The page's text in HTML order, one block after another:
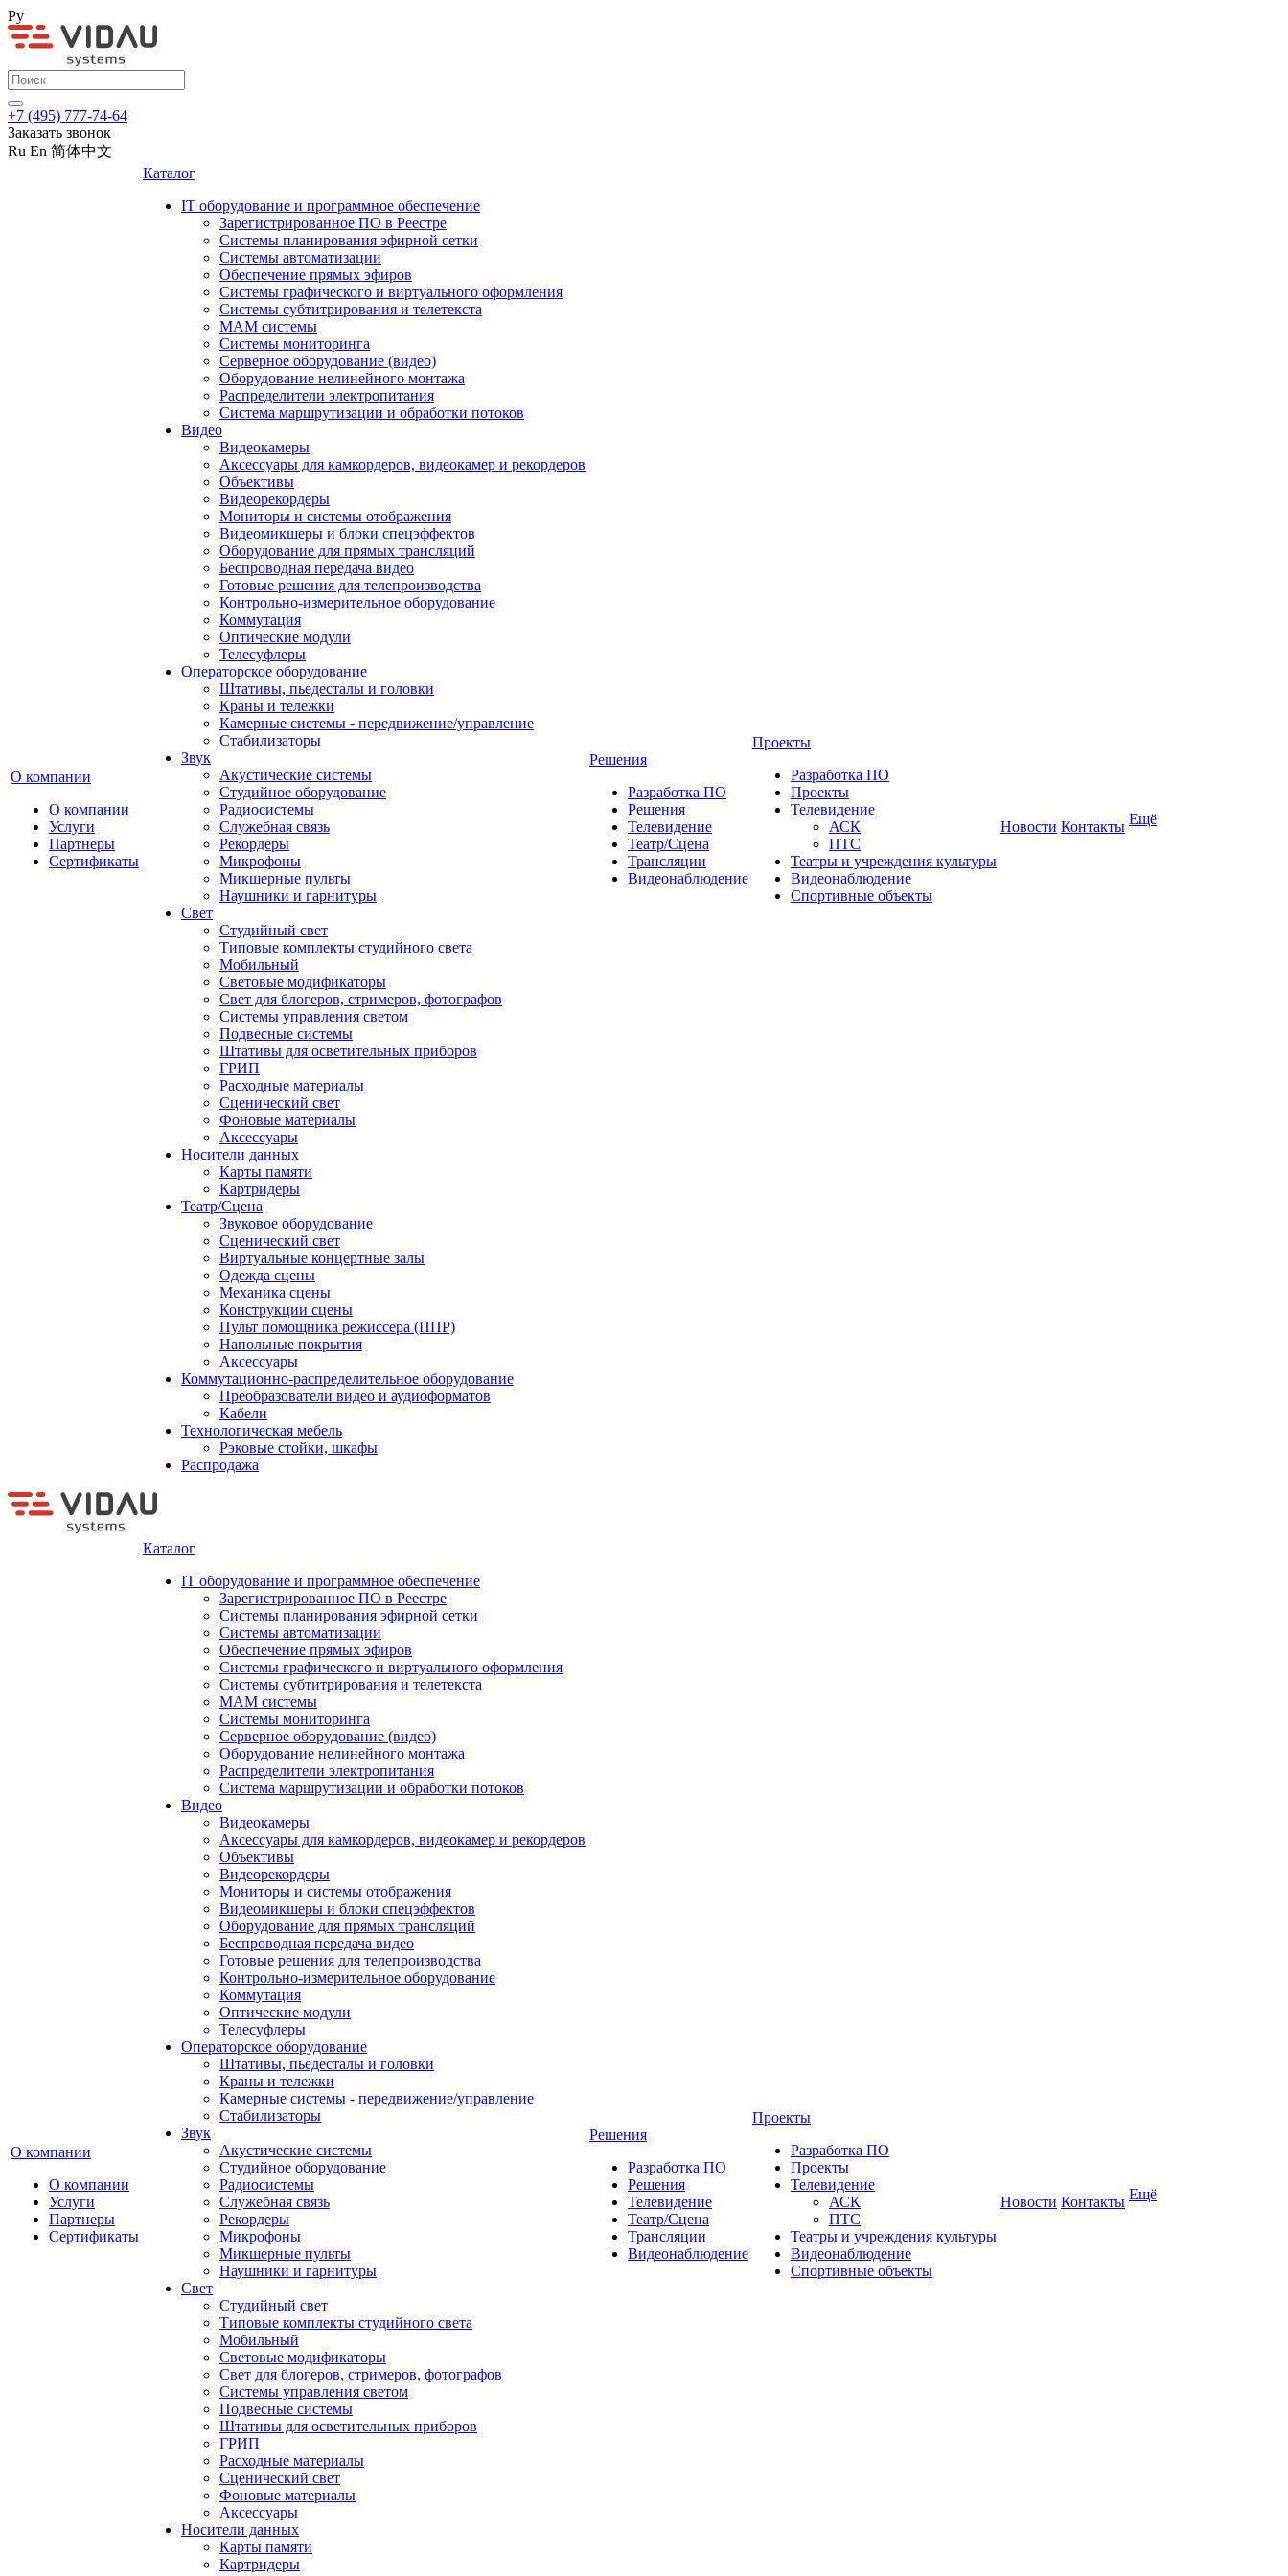
Ру
+7 (495) 777-74-64
Заказать звонок
Ru En 简体中文
О компании
О компании
Услуги
Партнеры
Сертификаты
Каталог
IT оборудование и программное обеспечение
Зарегистрированное ПО в Реестре
Системы планирования эфирной сетки
Системы автоматизации
Обеспечение прямых эфиров
Системы графического и виртуального оформления
Системы субтитрирования и телетекста
MAM системы
Системы мониторинга
Серверное оборудование (видео)
Оборудование нелинейного монтажа
Распределители электропитания
Система маршрутизации и обработки потоков
Видео
Видеокамеры
Аксессуары для камкордеров, видеокамер и рекордеров
Объективы
Видеорекордеры
Мониторы и системы отображения
Видеомикшеры и блоки спецэффектов
Оборудование для прямых трансляций
Беспроводная передача видео
Готовые решения для телепроизводства
Контрольно-измерительное оборудование
Коммутация
Оптические модули
Телесуфлеры
Операторское оборудование
Штативы, пьедесталы и головки
Краны и тележки
Камерные системы - передвижение/управление
Стабилизаторы
Звук
Акустические системы
Студийное оборудование
Радиосистемы
Служебная связь
Рекордеры
Микрофоны
Микшерные пульты
Наушники и гарнитуры
Свет
Студийный свет
Типовые комплекты студийного света
Мобильный
Световые модификаторы
Свет для блогеров, стримеров, фотографов
Системы управления светом
Подвесные системы
Штативы для осветительных приборов
ГРИП
Расходные материалы
Сценический свет
Фоновые материалы
Аксессуары
Носители данных
Карты памяти
Картридеры
Театр/Сцена
Звуковое оборудование
Сценический свет
Виртуальные концертные залы
Одежда сцены
Механика сцены
Конструкции сцены
Пульт помощника режиссера (ППР)
Напольные покрытия
Аксессуары
Коммутационно-распределительное оборудование
Преобразователи видео и аудиоформатов
Кабели
Технологическая мебель
Рэковые стойки, шкафы
Распродажа
Решения
Разработка ПО
Решения
Телевидение
Театр/Сцена
Трансляции
Видеонаблюдение
Проекты
Разработка ПО
Проекты
Телевидение
АСК
ПТС
Театры и учреждения культуры
Видеонаблюдение
Спортивные объекты
Новости Контакты Ещё
О компании
О компании
Услуги
Партнеры
Сертификаты
Каталог
IT оборудование и программное обеспечение
Зарегистрированное ПО в Реестре
Системы планирования эфирной сетки
Системы автоматизации
Обеспечение прямых эфиров
Системы графического и виртуального оформления
Системы субтитрирования и телетекста
MAM системы
Системы мониторинга
Серверное оборудование (видео)
Оборудование нелинейного монтажа
Распределители электропитания
Система маршрутизации и обработки потоков
Видео
Видеокамеры
Аксессуары для камкордеров, видеокамер и рекордеров
Объективы
Видеорекордеры
Мониторы и системы отображения
Видеомикшеры и блоки спецэффектов
Оборудование для прямых трансляций
Беспроводная передача видео
Готовые решения для телепроизводства
Контрольно-измерительное оборудование
Коммутация
Оптические модули
Телесуфлеры
Операторское оборудование
Штативы, пьедесталы и головки
Краны и тележки
Камерные системы - передвижение/управление
Стабилизаторы
Звук
Акустические системы
Студийное оборудование
Радиосистемы
Служебная связь
Рекордеры
Микрофоны
Микшерные пульты
Наушники и гарнитуры
Свет
Студийный свет
Типовые комплекты студийного света
Мобильный
Световые модификаторы
Свет для блогеров, стримеров, фотографов
Системы управления светом
Подвесные системы
Штативы для осветительных приборов
ГРИП
Расходные материалы
Сценический свет
Фоновые материалы
Аксессуары
Носители данных
Карты памяти
Картридеры
Решения
Разработка ПО
Решения
Телевидение
Театр/Сцена
Трансляции
Видеонаблюдение
Проекты
Разработка ПО
Проекты
Телевидение
АСК
ПТС
Театры и учреждения культуры
Видеонаблюдение
Спортивные объекты
Новости Контакты Ещё